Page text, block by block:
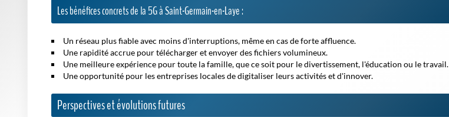
Les bénéfices concrets de la 5G à Saint-Germain-en-Laye :
Un réseau plus fiableavec moins d'interruptions, même en cas de forte affluence.
Une rapidité accrue pour télécharger et envoyer des fichiers volumineux.
Une meilleure expérience pour toute la famille, que ce soit pour le divertissement, l'éducation ou le travail.
Une opportunité pour les entreprises locales de digitaliser leurs activités et d'innover.
Perspectives et évolutions futures